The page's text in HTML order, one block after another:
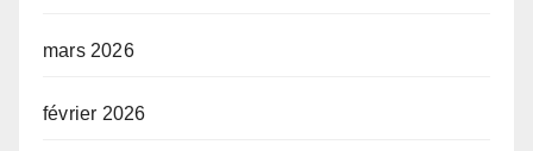
mars 2026
février 2026